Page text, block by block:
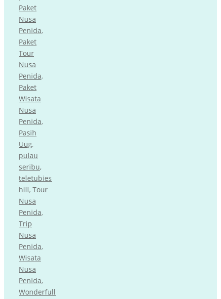
Paket
Nusa
Penida,
Paket
Tour
Nusa
Penida,
Paket
Wisata
Nusa
Penida,
Pasih
Uug,
pulau
seribu,
teletubies
hill, Tour
Nusa
Penida,
Trip
Nusa
Penida,
Wisata
Nusa
Penida,
Wonderfull